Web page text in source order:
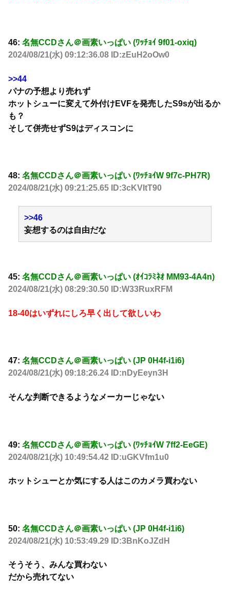
46: 名無CCDさん＠画素いっぱい (ﾜｯﾁｮｲ 9f01-oxiq)
2024/08/21(水) 09:12:36.08 ID:zEuH2oOw0
>>44
パナの予想より売れず
ホットシューに変えて外付けEVFを発売したS9sが出るか
も？
そして併売せずS9はディスコンに
48: 名無CCDさん＠画素いっぱい (ﾜｯﾁｮｲW 9f7c-PH7R)
2024/08/21(水) 09:21:25.65 ID:3cKVItT90
>>46
妄想するのは自由だな
45: 名無CCDさん＠画素いっぱい (ｵｲｺﾗﾐﾈｵ MM93-4A4n)
2024/08/21(水) 08:29:30.50 ID:W33RuxRFM
18-40はいずれにしろ早く出して欲しいわ
47: 名無CCDさん＠画素いっぱい (JP 0H4f-i1i6)
2024/08/21(水) 09:18:26.24 ID:nDyEeyn3H
そんな判断できるようなメーカーじゃない
49: 名無CCDさん＠画素いっぱい (ﾜｯﾁｮｲW 7ff2-EeGE)
2024/08/21(水) 10:49:54.42 ID:uGKVfm1u0
ホットシューとか気にする人はこのカメラ買わない
50: 名無CCDさん＠画素いっぱい (JP 0H4f-i1i6)
2024/08/21(水) 10:53:49.29 ID:3BnKoJZdH
そうそう、みんな買わない
だから売れてない